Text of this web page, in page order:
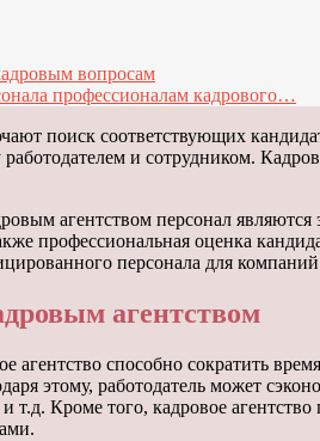
вопросам
профессионалам кадрового…
поиск соответствующих
и сотрудником.
агентством персонал
профессиональная оценка
персонала для
агентством
агентство способно сократить
этому, работодатель может
т.д. Кроме того, кадровое